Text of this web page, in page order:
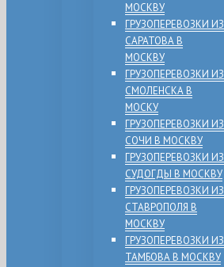
МОСКВУ
ГРУЗОПЕРЕВОЗКИ ИЗ
САРАТОВА В
МОСКВУ
ГРУЗОПЕРЕВОЗКИ ИЗ
СМОЛЕНСКА В
МОСКУ
ГРУЗОПЕРЕВОЗКИ ИЗ
СОЧИ В МОСКВУ
ГРУЗОПЕРЕВОЗКИ ИЗ
СУДОГДЫ В МОСКВУ
ГРУЗОПЕРЕВОЗКИ ИЗ
СТАВРОПОЛЯ В
МОСКВУ
ГРУЗОПЕРЕВОЗКИ ИЗ
ТАМБОВА В МОСКВУ